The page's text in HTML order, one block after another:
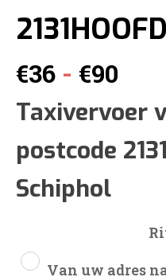
€36 - €90
€36
tot
Taxivervoer
postcode
Schiphol
Van uw adres